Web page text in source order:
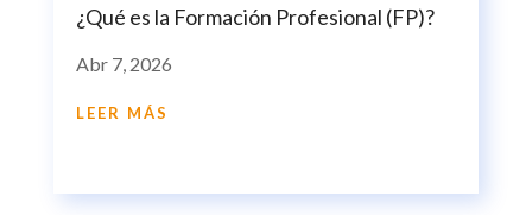
¿Qué es la Formación Profesional (FP)?
Abr 7, 2026
LEER MÁS